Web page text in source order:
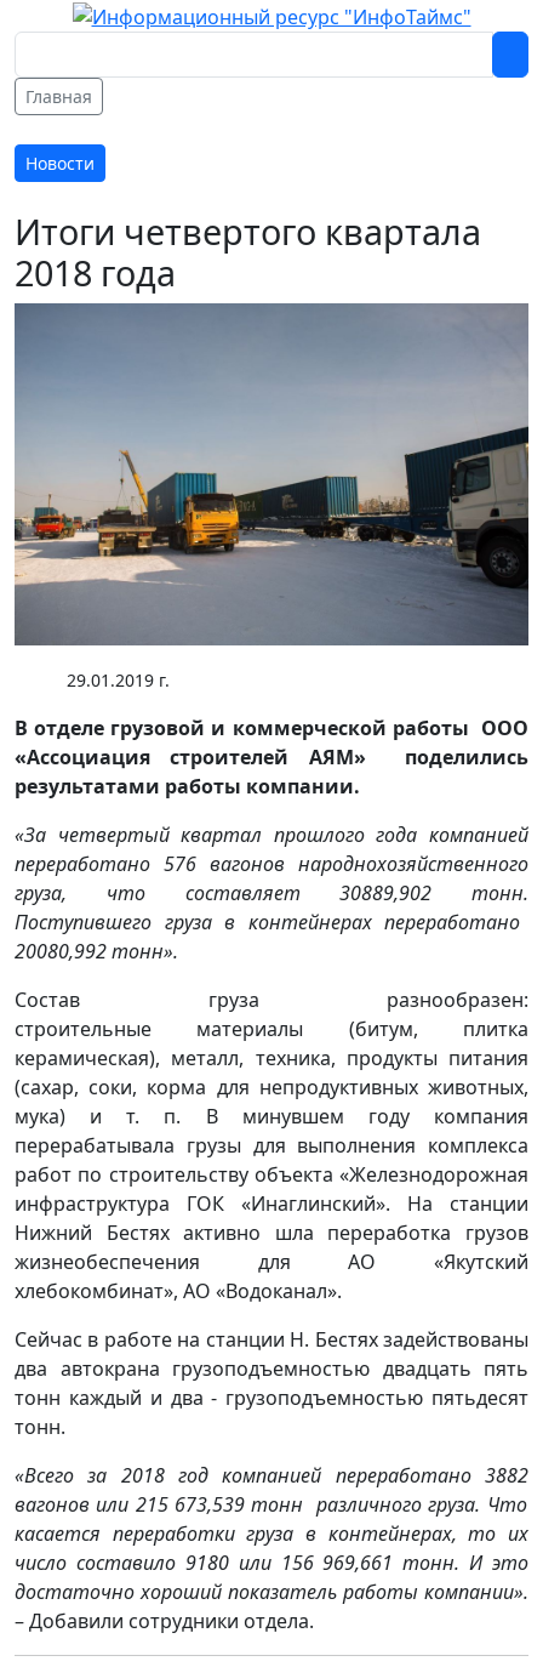
Главная
Новости
Итоги четвертого квартала
2018 года
29.01.2019 г.
В отделе грузовой и коммерческой работы ООО
«Ассоциация строителей АЯМ» поделились
результатами работы компании.
«За четвертый квартал прошлого года компанией
переработано 576 вагонов народнохозяйственного
груза, что составляет30889,902 тонн.
Поступившего груза в контейнерах переработано
20080,992тонн».
Состав груза разнообразен:
строительные материалы (битум, плитка
керамическая), металл, техника, продукты питания
(сахар, соки, корма для непродуктивных животных,
мука) и т. п. В минувшем году компания
перерабатывала грузы для выполнения комплекса
работ по строительству объекта «Железнодорожная
инфраструктура ГОК «Инаглинский». На станции
Нижний Бестях активно шла переработка грузов
жизнеобеспечения для АО «Якутский
хлебокомбинат», АО «Водоканал».
Сейчас в работе на станции Н. Бестях задействованы
два автокрана грузоподъемностью двадцать пять
тонн каждый и два - грузоподъемностью пятьдесят
тонн.
«Всего за 2018 год компанией переработано 3882
вагонов или 215 673,539 тонн различного груза. Что
касается переработки груза в контейнерах, то их
число составило 9180или 156 969,661 тонн. И это
достаточно хороший показатель работы компании».
– Добавили сотрудники отдела.